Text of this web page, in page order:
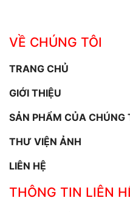
VỀ CHÚNG TÔI
TRANG CHỦ
GIỚI THIỆU
SẢN PHẨM CỦA CHÚNG
THƯ VIỆN ẢNH
LIÊN HỆ
THÔNG TIN LIÊN